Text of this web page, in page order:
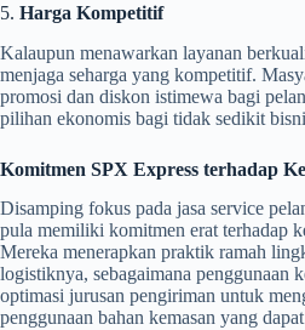
5. Harga Kompetitif
Kalaupun menawarkan layanan
menjaga seharga yang kompetitif.
promosi dan diskon istimewa bagi
pilihan ekonomis bagi tidak sedikit
Komitmen SPX Express terhadap
Disamping fokus pada jasa service
pula memiliki komitmen erat terhadap
Mereka menerapkan praktik ramah
logistiknya, sebagaimana penggunaan
optimasi jurusan pengiriman untuk
penggunaan bahan kemasan yang